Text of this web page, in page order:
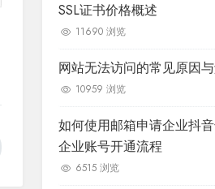
SSL证书价格概述
11690 浏览
网站无法访问的常见原因
10959 浏览
如何使用邮箱申请企业抖
企业账号开通流程
6515 浏览